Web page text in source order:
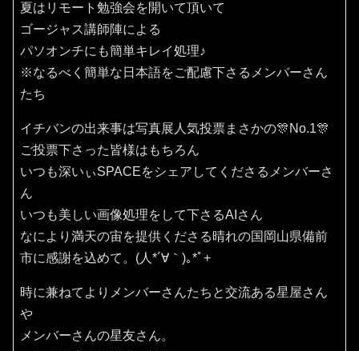
夏はリモート勉強会を開いて頂いて
ゴージャス講師陣による
パソオンチにも簡単キレイ処理♪
※なるべく簡単な日本語をご配慮下さるメンバーさん
たち
イチバンの出来事は写真展人気投票まさかの🎊No.1🎊
ご投票下さった皆様はもちろん
いつも深いぃSPACEをシェアしてくださるメンバーさ
ん
いつも美しい画像処理をして下さるAIさん
なにより満天の宙を提供くださる晴れの国岡山県備前
市に感謝を込めて。(⁠人⁠*⁠´⁠∀⁠｀⁠)⁠｡⁠*ﾟ⁠+
時に兼ねてよりメンバーさんたちと交流ある星屋さん
や
メンバーさんの星友さん。